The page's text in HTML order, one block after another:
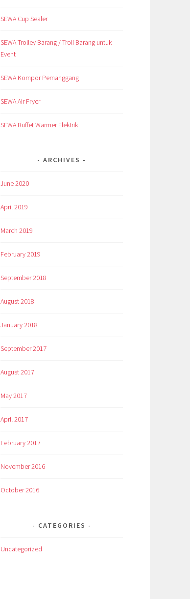
SEWA Cup Sealer
SEWA Trolley Barang / Troli Barang untuk
Event
SEWA Kompor Pemanggang
SEWA Air Fryer
SEWA Buffet Warmer Elektrik
ARCHIVES
June 2020
April 2019
March 2019
February 2019
September 2018
August 2018
January 2018
September 2017
August 2017
May 2017
April 2017
February 2017
November 2016
October 2016
CATEGORIES
Uncategorized